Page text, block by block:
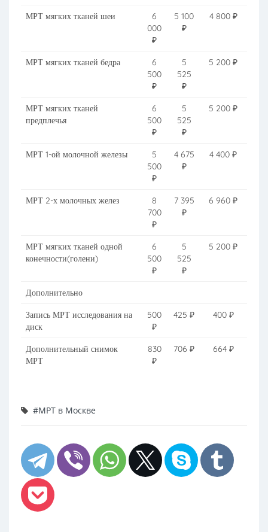
МРТ мягких тканей шеи
6
000
₽
5 100
₽
4 800 ₽
МРТ мягких тканей бедра
6
500
₽
5
525
₽
5 200 ₽
МРТ мягких тканей
предплечья
6
500
₽
5
525
₽
5 200 ₽
МРТ 1-ой молочной железы
5
500
₽
4 675
₽
4 400 ₽
МРТ 2-х молочных желез
8
700
₽
7 395
₽
6 960 ₽
МРТ мягких тканей одной
конечности(голени)
6
500
₽
5
525
₽
5 200 ₽
Дополнительно
Запись МРТ исследования на
диск
500
₽
425 ₽ 400 ₽
Дополнительный снимок
МРТ
830
₽
706 ₽ 664 ₽
#МРТ в Москве